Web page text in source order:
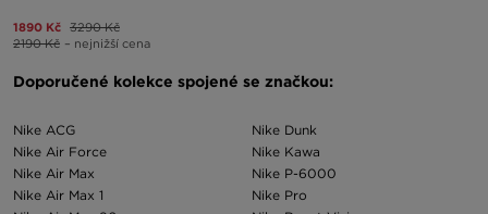
1890 Kč 3290 Kč
2190 Kč – nejnižší cena
Doporučené kolekce spojené se značkou:
Nike ACG
Nike Air Force
Nike Air Max
Nike Air Max 1
Nike Dunk
Nike Kawa
Nike P-6000
Nike Pro